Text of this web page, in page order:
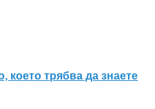
което трябва да знаете